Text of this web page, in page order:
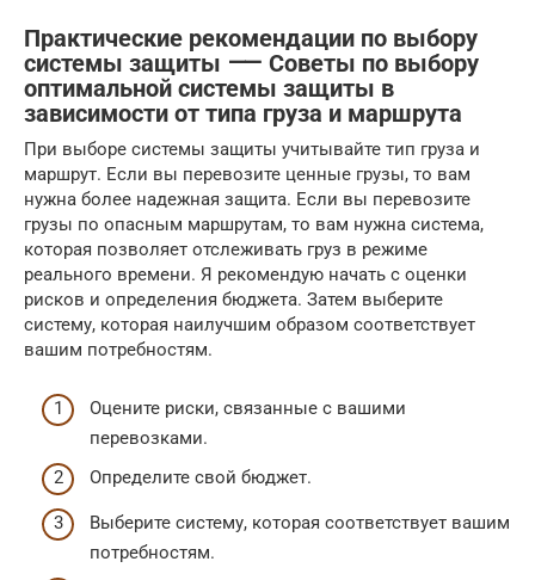
Практические рекомендации по выбору
системы защиты ⸺ Советы по выбору
оптимальной системы защиты в
зависимости от типа груза и маршрута
При выборе системы защиты учитывайте тип груза и
маршрут. Если вы перевозите ценные грузы, то вам
нужна более надежная защита. Если вы перевозите
грузы по опасным маршрутам, то вам нужна система,
которая позволяет отслеживать груз в режиме
реального времени. Я рекомендую начать с оценки
рисков и определения бюджета. Затем выберите
систему, которая наилучшим образом соответствует
вашим потребностям.
Оцените риски, связанные с вашими
перевозками.
Определите свой бюджет.
Выберите систему, которая соответствует вашим
потребностям.